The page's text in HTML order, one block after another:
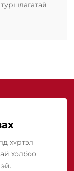
хүртэл
холбоо